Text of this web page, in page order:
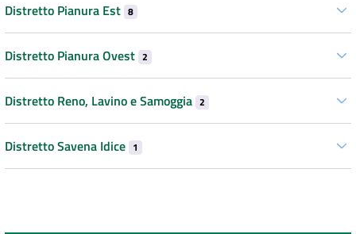
Distretto Pianura Est 8
Distretto Pianura Ovest 2
Distretto Reno, Lavino e Samoggia 2
Distretto Savena Idice 1